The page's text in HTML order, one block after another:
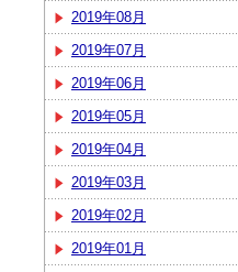
2019年08月
2019年07月
2019年06月
2019年05月
2019年04月
2019年03月
2019年02月
2019年01月